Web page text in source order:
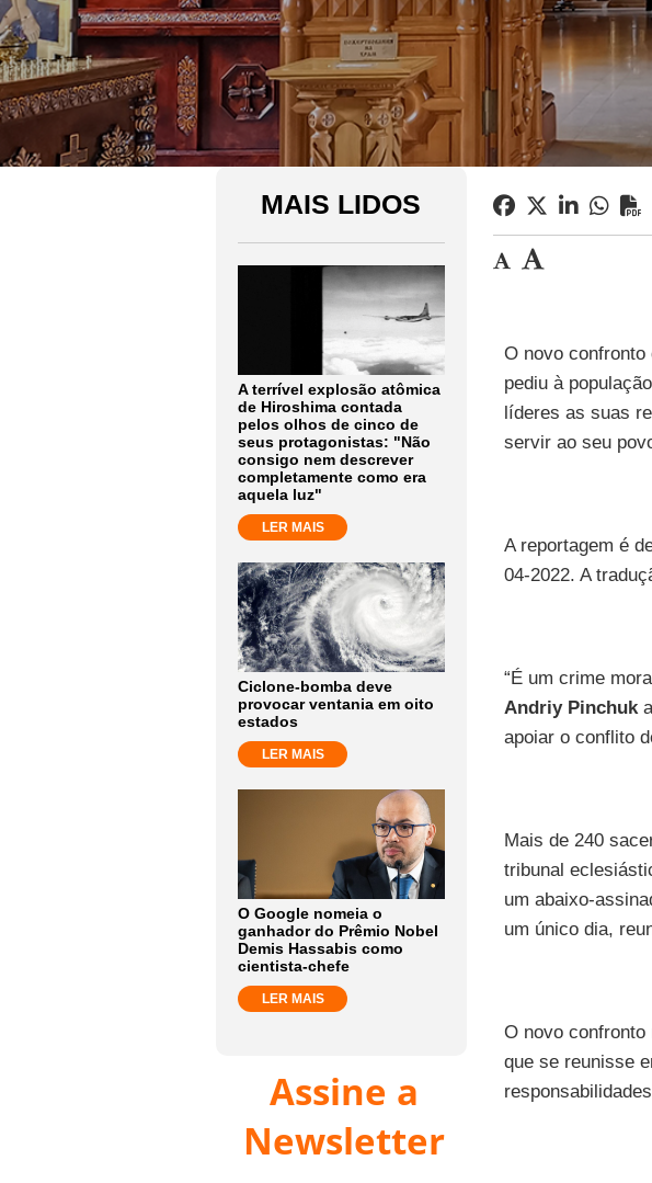
MAIS LIDOS
A terrível explosão atômica
de Hiroshima contada
pelos olhos de cinco de
seus protagonistas: "Não
consigo nem descrever
completamente como era
aquela luz"
LER MAIS
Ciclone-bomba deve
provocar ventania em oito
estados
LER MAIS
O Google nomeia o
ganhador do Prêmio Nobel
Demis Hassabis como
cientista-chefe
LER MAIS
Assine a
Newsletter
O novo confronto
pediu à
líderes as suas
servir ao seu
A reportagem é
04-2022. A
“É um crime
Andriy Pinchuk
apoiar o conflito
Mais de 240
tribunal
um abaixo-
um único dia,
O novo confronto
que se reunisse